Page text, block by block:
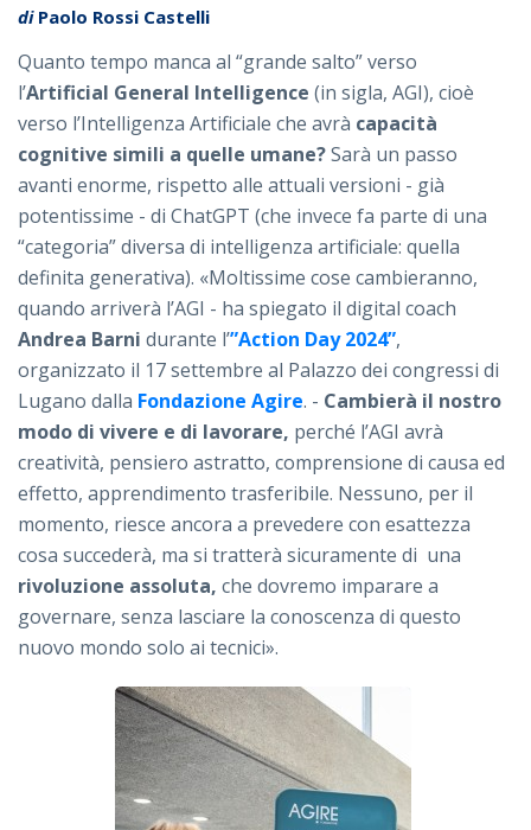
diPaolo Rossi Castelli
Quanto tempo manca al “grande salto” verso
l’Artificial General Intelligence (in sigla, AGI), cioè
verso l’Intelligenza Artificiale che avrà capacità
cognitive simili a quelle umane?Sarà un passo
avanti enorme, rispetto alle attuali versioni - già
potentissime - di ChatGPT (che invece fa parte di una
“categoria” diversa di intelligenza artificiale: quella
definita generativa). «Moltissime cose cambieranno,
quando arriverà l’AGI - ha spiegato il digital coach
Andrea Barni durante l’”Action Day 2024”,
organizzato il 17 settembre al Palazzo dei congressi di
Lugano dalla Fondazione Agire. - Cambierà il nostro
modo di vivere e di lavorare, perché l’AGI avrà
creatività, pensiero astratto, comprensione di causa ed
effetto, apprendimento trasferibile. Nessuno, per il
momento, riesce ancora a prevedere con esattezza
cosa succederà, ma si tratterà sicuramente di una
rivoluzione assoluta, che dovremo imparare a
governare, senza lasciare la conoscenza di questo
nuovo mondo solo ai tecnici».